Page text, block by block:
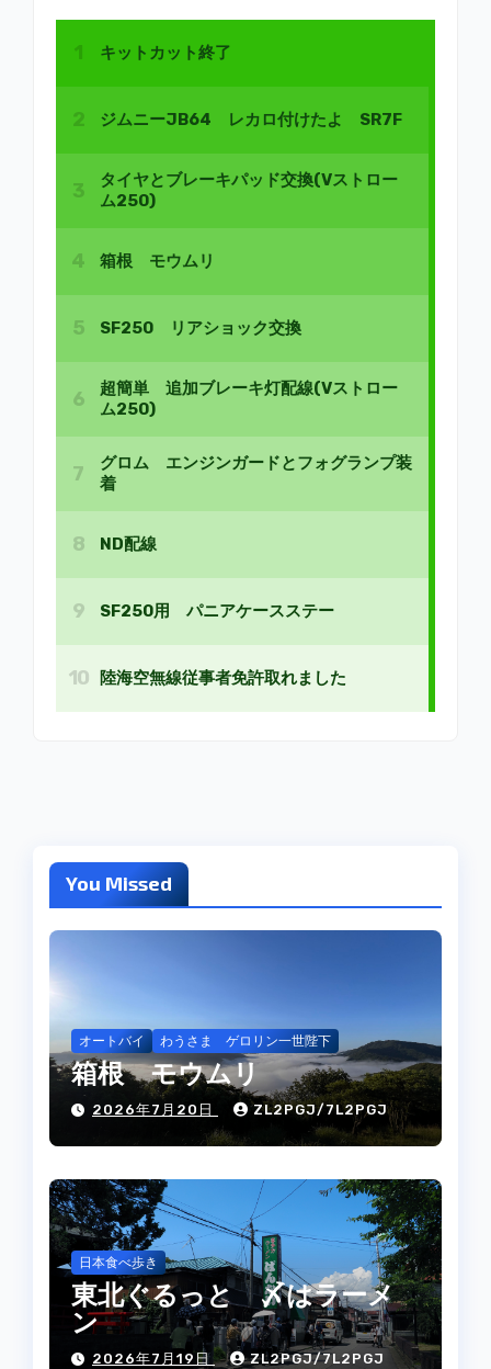
You Missed
オートバイ わうさま ゲロリン一世陛下
箱根 モウムリ
2026年7月20日 ZL2PGJ/7L2PGJ
日本食べ歩き
東北ぐるっと 〆はラーメ
ン
2026年7月19日 ZL2PGJ/7L2PGJ